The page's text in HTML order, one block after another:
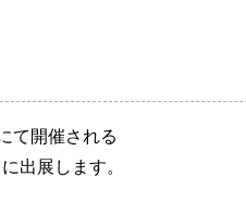
て開催される
出展します。